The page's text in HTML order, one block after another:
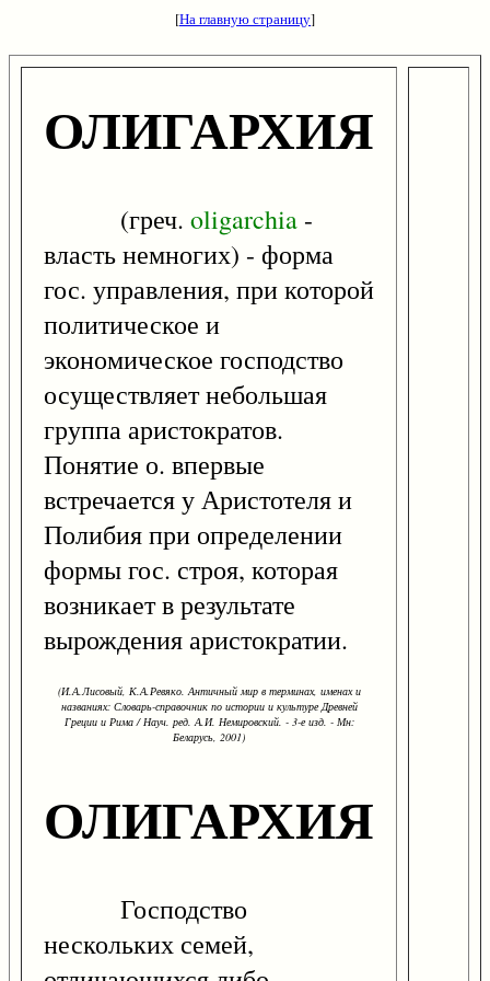
[На главную страницу]
ОЛИГАРХИЯ
(греч. oligarchia -
власть немногих) - форма
гос. управления, при которой
политическое и
экономическое господство
осуществляет небольшая
группа аристократов.
Понятие о. впервые
встречается у Аристотеля и
Полибия при определении
формы гос. строя, которая
возникает в результате
вырождения аристократии.
(И.А.Лисовый, К.А.Ревяко. Античный мир в терминах, именах и
названиях: Словарь-справочник по истории и культуре Древней
Греции и Рима / Науч. ред. А.И. Немировский. - 3-е изд. - Мн:
Беларусь, 2001)
ОЛИГАРХИЯ
Господство
нескольких семей,